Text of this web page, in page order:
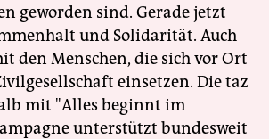
geworden sind. Gerade jetzt
und Solidarität. Auch
den Menschen, die sich vor Ort
einsetzen. Die taz
mit "Alles beginnt im
unterstützt bundesweit